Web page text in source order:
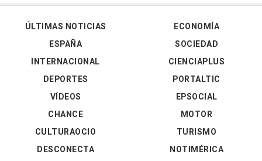
ÚLTIMAS NOTICIAS
ESPAÑA
INTERNACIONAL
DEPORTES
VÍDEOS
ECONOMÍA
SOCIEDAD
CIENCIAPLUS
PORTALTIC
EPSOCIAL
CHANCE
CULTURAOCIO
DESCONECTA
MOTOR
TURISMO
NOTIMÉRICA